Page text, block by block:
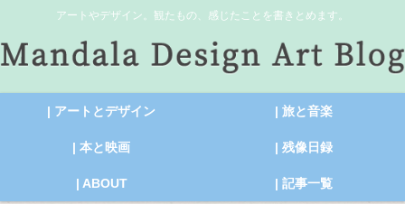
アートやデザイン。観たもの、感じたことを書きとめます。
| アートとデザイン | 旅と音楽
| 本と映画 | 残像日録
| ABOUT | 記事一覧